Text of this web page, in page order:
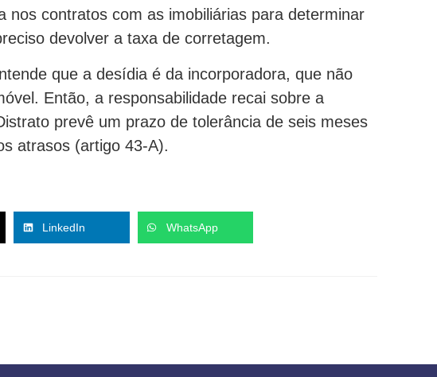
nos contratos com as imobiliárias para determinar
devolver a taxa de corretagem.
que a desídia é da incorporadora, que não
Então, a responsabilidade recai sobre a
prevê um prazo de tolerância de seis meses
atrasos (artigo 43-A).
LinkedIn WhatsApp